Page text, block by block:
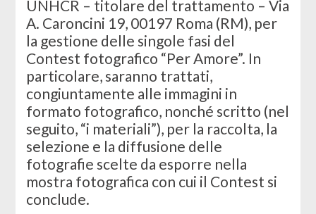
UNHCR – titolare del trattamento – Via
A. Caroncini 19, 00197 Roma (RM), per
la gestione delle singole fasi del
Contest fotografico “Per Amore”. In
particolare, saranno trattati,
congiuntamente alle immagini in
formato fotografico, nonché scritto (nel
seguito, “i materiali”), per la raccolta, la
selezione e la diffusione delle
fotografie scelte da esporre nella
mostra fotografica con cui il Contest si
conclude.